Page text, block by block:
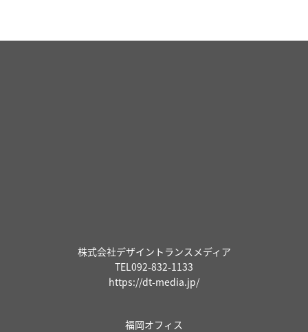
株式会社デザイントランスメディア
TEL 092-832-1133
https://dt-media.jp/
福岡オフィス